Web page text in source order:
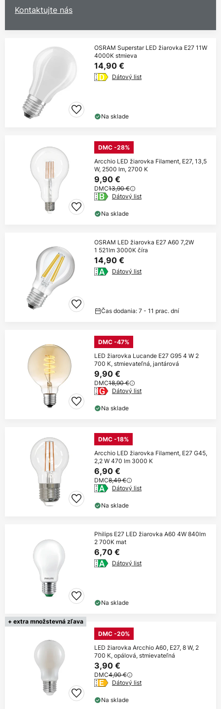
Kontaktujte nás
OSRAM Superstar LED žiarovka E27 11W
4000K stmieva
14,90 €
Dátový list
Na sklade
DMC -28%
Arcchio LED žiarovka Filament, E27, 13,5
W, 2500 lm, 2700 K
9,90 €
DMC13,90 €
Dátový list
Na sklade
OSRAM LED žiarovka E27 A60 7,2W
1 521lm 3000K číra
14,90 €
Dátový list
Čas dodania: 7 - 11 prac. dní
DMC -47%
LED žiarovka Lucande E27 G95 4 W 2
700 K, stmievateľná, jantárová
9,90 €
DMC18,90 €
Dátový list
Na sklade
DMC -18%
Arcchio LED žiarovka Filament, E27 G45,
2,2 W 470 lm 3000 K
6,90 €
DMC8,49 €
Dátový list
Na sklade
Philips E27 LED žiarovka A60 4W 840lm
2 700K mat
6,70 €
Dátový list
Na sklade
+ extra množstevná zľava
DMC -20%
LED žiarovka Arcchio A60, E27, 8 W, 2
700 K, opálová, stmievateľná
3,90 €
DMC4,90 €
Dátový list
Na sklade